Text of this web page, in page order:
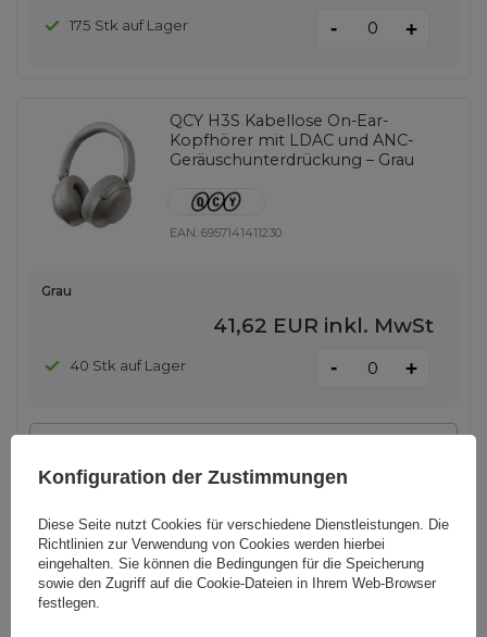
175 Stk auf Lager - +
QCY H3S Kabellose On-Ear-
Kopfhörer mit LDAC und ANC-
Geräuschunterdrückung – Grau
EAN:6957141411230
Grau
41,62 EUR inkl. MwSt
40 Stk auf Lager - +
OWS QCY Crossky C30 Ohrhörer
mit Clip, IPX4, Bluetooth 5.4 – Weiß
Konfiguration der Zustimmungen
Diese Seite nutzt Cookies für verschiedene Dienstleistungen. Die
Richtlinien zur Verwendung von Cookies werden hierbei
eingehalten. Sie können die Bedingungen für die Speicherung
sowie den Zugriff auf die Cookie-Dateien in Ihrem Web-Browser
festlegen.